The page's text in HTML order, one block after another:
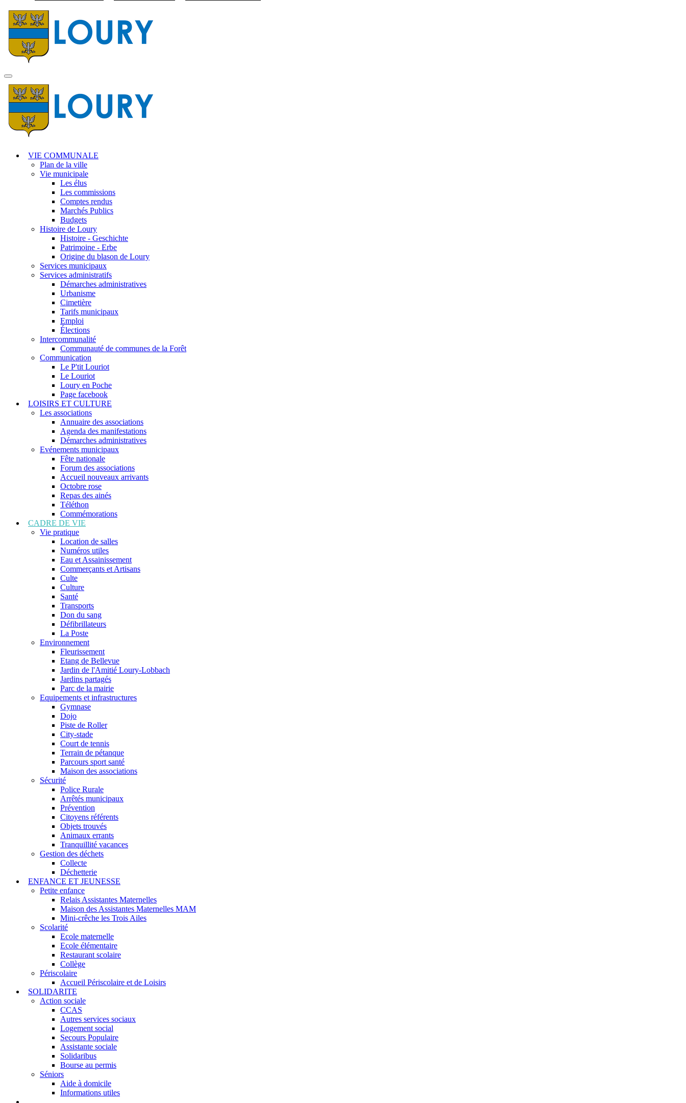
MENU
PRINCIPAL
VIE COMMUNALE
Plan de la ville
Vie municipale
Les élus
Les commissions
Comptes rendus
Marchés Publics
Budgets
Histoire de Loury
Histoire - Geschichte
Patrimoine - Erbe
Origine du blason de Loury
Services municipaux
Services administratifs
Démarches administratives
Urbanisme
Cimetière
Tarifs municipaux
Emploi
Élections
Intercommunalité
Communauté de communes de la Forêt
Communication
Le P'tit Louriot
Le Louriot
Loury en Poche
Page facebook
LOISIRS ET CULTURE
Les associations
Annuaire des associations
Agenda des manifestations
Démarches administratives
Evénements municipaux
Fête nationale
Forum des associations
Accueil nouveaux arrivants
Octobre rose
Repas des ainés
Téléthon
Commémorations
CADRE DE VIE
Vie pratique
Location de salles
Numéros utiles
Eau et Assainissement
Commerçants et Artisans
Culte
Culture
Santé
Transports
Don du sang
Défibrillateurs
La Poste
Environnement
Fleurissement
Etang de Bellevue
Jardin de l'Amitié Loury-Lobbach
Jardins partagés
Parc de la mairie
Equipements et infrastructures
Gymnase
Dojo
Piste de Roller
City-stade
Court de tennis
Terrain de pétanque
Parcours sport santé
Maison des associations
Sécurité
Police Rurale
Arrêtés municipaux
Prévention
Citoyens référents
Objets trouvés
Animaux errants
Tranquillité vacances
Gestion des déchets
Collecte
Déchetterie
ENFANCE ET JEUNESSE
Petite enfance
Relais Assistantes Maternelles
Maison des Assistantes Maternelles MAM
Mini-crêche les Trois Ailes
Scolarité
Ecole maternelle
Ecole élémentaire
Restaurant scolaire
Collège
Périscolaire
Accueil Périscolaire et de Loisirs
SOLIDARITE
Action sociale
CCAS
Autres services sociaux
Logement social
Secours Populaire
Assistante sociale
Solidaribus
Bourse au permis
Séniors
Aide à domicile
Informations utiles